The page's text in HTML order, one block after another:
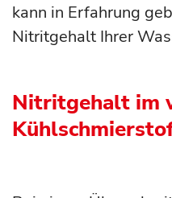
kann in Erfahrung
Nitritgehalt Ihrer
Nitritgehalt im